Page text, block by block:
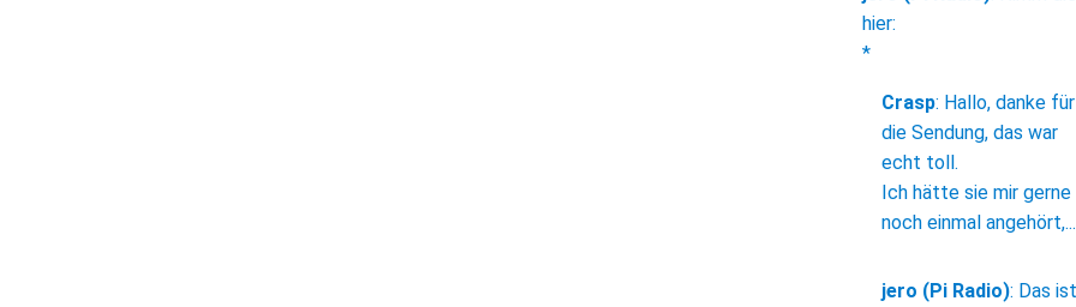
hier:
*
Crasp: Hallo, danke für
die Sendung, das war
echt toll.
Ich hätte sie mir gerne
noch einmal angehört,...
jero (Pi Radio): Das ist